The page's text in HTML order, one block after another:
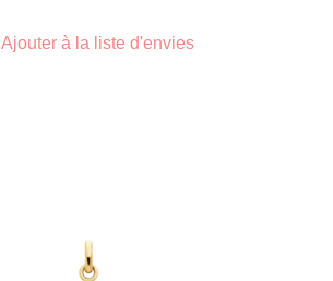
Ajouter à la liste d'envies